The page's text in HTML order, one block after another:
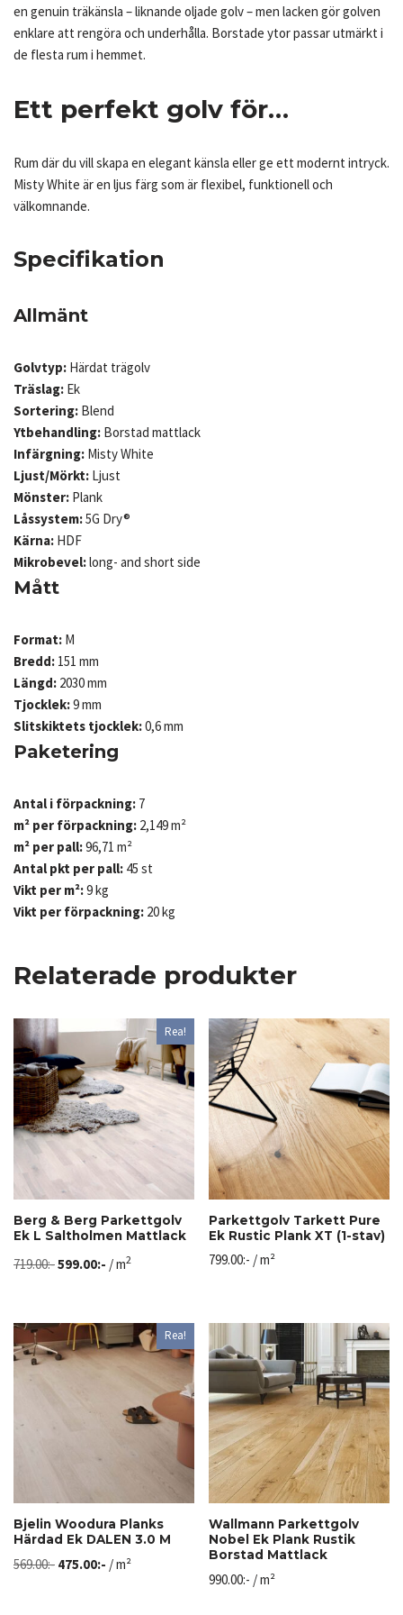
en genuin träkänsla – liknande oljade golv – men lacken gör golven
enklare att rengöra och underhålla. Borstade ytor passar utmärkt i
de flesta rum i hemmet.
Ett perfekt golv för…
Rum där du vill skapa en elegant känsla eller ge ett modernt intryck.
Misty White är en ljus färg som är flexibel, funktionell och
välkomnande.
Specifikation
Allmänt
Golvtyp: Härdat trägolv
Träslag: Ek
Sortering: Blend
Ytbehandling: Borstad mattlack
Infärgning: Misty White
Ljust/Mörkt: Ljust
Mönster: Plank
Låssystem:5G Dry®
Kärna: HDF
Mikrobevel:long- and short side
Mått
Format: M
Bredd: 151 mm
Längd: 2030 mm
Tjocklek:9 mm
Slitskiktets tjocklek:0,6 mm
Paketering
Antal i förpackning: 7
m² per förpackning: 2,149 m²
m² per pall:96,71 m²
Antal pkt per pall: 45 st
Vikt per m²:9 kg
Vikt per förpackning: 20 kg
Relaterade produkter
Rea!
Berg & Berg Parkettgolv
Ek L Saltholmen Mattlack
719.00:-599.00:- / m2
Parkettgolv Tarkett Pure
Ek Rustic Plank XT (1-stav)
799.00:- / m²
Rea!
Bjelin Woodura Planks
Härdad Ek DALEN 3.0 M
569.00:- 475.00:- / m²
Wallmann Parkettgolv
Nobel Ek Plank Rustik
Borstad Mattlack
990.00:- / m²